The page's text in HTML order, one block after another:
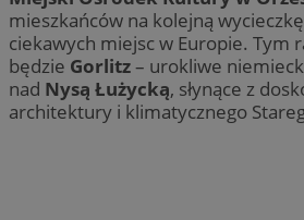
mieszkańców na kolejną
ciekawych miejsc w Europie. Tym
będzie Gorlitz– urokliwe
nad Nysą Łużycką, słynące z
architektury i klimatycznego